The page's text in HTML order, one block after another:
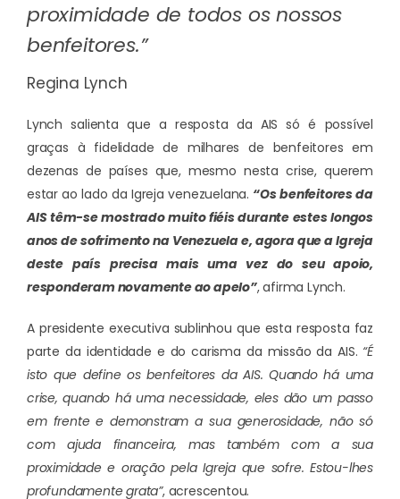
proximidade de todos os nossos
benfeitores.”
Regina Lynch
Lynch salienta que a resposta da AIS só é possível
graças à fidelidade de milhares de benfeitores em
dezenas de países que, mesmo nesta crise, querem
estar ao lado da Igreja venezuelana. “Os benfeitores da
AIS têm-se mostrado muito fiéis durante estes longos
anos de sofrimento na Venezuela e, agora que a Igreja
deste país precisa mais uma vez do seu apoio,
responderam novamente ao apelo”, afirma Lynch.
A presidente executiva sublinhou que esta resposta faz
parte da identidade e do carisma da missão da AIS. “É
isto que define os benfeitores da AIS. Quando há uma
crise, quando há uma necessidade, eles dão um passo
em frente e demonstram a sua generosidade, não só
com ajuda financeira, mas também com a sua
proximidade e oração pela Igreja que sofre. Estou-lhes
profundamente grata”, acrescentou.